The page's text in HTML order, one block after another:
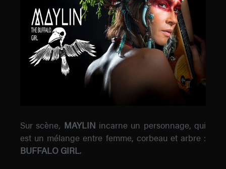
Sur scène, MAYLIN incarne un personnage, qui
est un mélange entre femme, corbeau et arbre :
BUFFALO GIRL.